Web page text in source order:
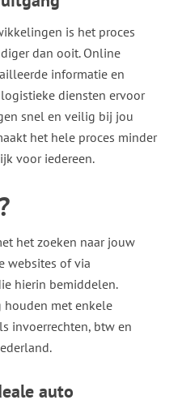
is het proces
dan ooit. Online
informatie en
diensten ervoor
snel en veilig bij jou
het hele proces minder
voor iedereen.
het zoeken naar jouw
websites of via
hierin bemiddelen.
houden met enkele
invoerrechten, btw en
auto